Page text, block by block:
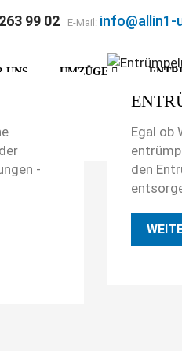
99 02 E-Mail: info@allin1-
UNS UMZÜGE
-
Egal ob
den